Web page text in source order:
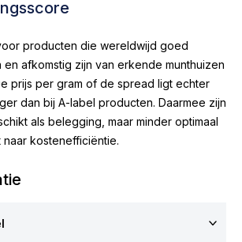
producten die wereldwijd goed
afkomstig zijn van erkende munthuizen
prijs per gram of de spread ligt echter
dan bij A-label producten. Daarmee zijn
als belegging, maar minder optimaal
kostenefficiëntie.